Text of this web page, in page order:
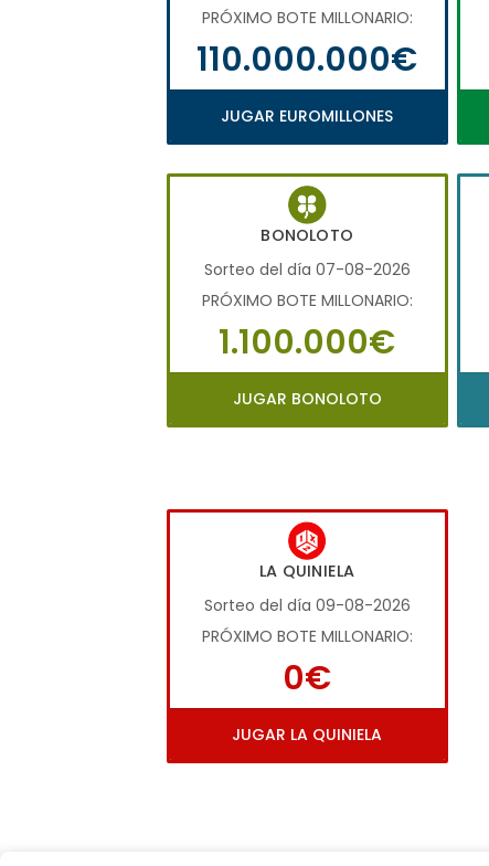
PRÓXIMO BOTE MILLONARIO:
110.000.000€
JUGAR EUROMILLONES
BONOLOTO
Sorteo del día 07-08-2026
PRÓXIMO BOTE MILLONARIO:
1.100.000€
JUGAR BONOLOTO
LA QUINIELA
Sorteo del día 09-08-2026
PRÓXIMO BOTE MILLONARIO:
0€
JUGAR LA QUINIELA